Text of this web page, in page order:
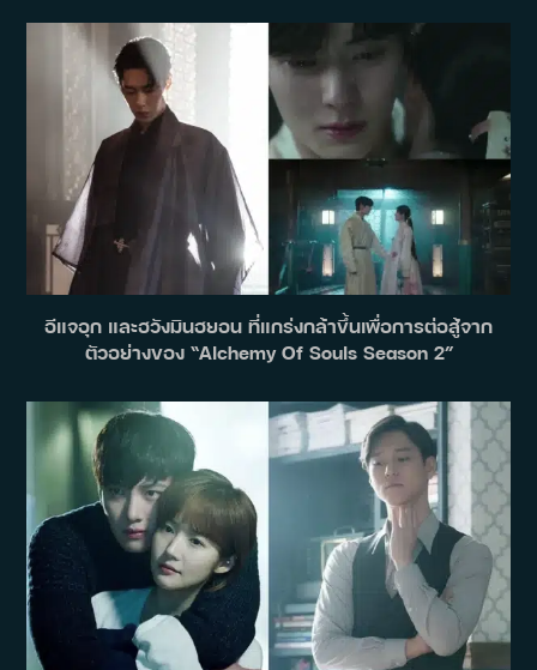
อีแจอุก และฮวังมินฮยอน ที่แกร่งกล้าขึ้นเพื่อการต่อสู้จาก
ตัวอย่างของ “Alchemy Of Souls Season 2”